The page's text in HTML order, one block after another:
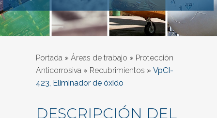
Portada » Áreas de trabajo » Protección
Anticorrosiva » Recubrimientos » VpCI-
423, Eliminador de óxido
DESCRIPCIÓN DEL